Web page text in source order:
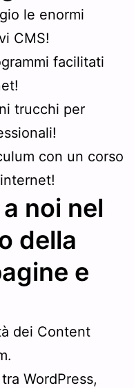
le enormi
CMS!
facilitati
trucchi per
con un corso
noi nel
della
e
dei Content
WordPress,